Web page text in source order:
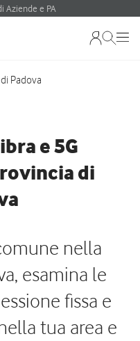
Aziende e PA
Padova
e 5G
di
nella
esamina le
fissa e
tua area e